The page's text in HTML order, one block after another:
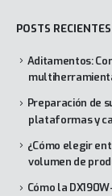
POSTS RECIENTES
Aditamentos:
Preparación de
plataformas y
¿Cómo elegir
volumen de
Cómo la